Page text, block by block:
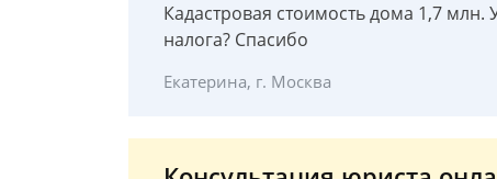
Кадастровая стоимость дома 1,7
налога? Спасибо
Екатерина, г. Москва